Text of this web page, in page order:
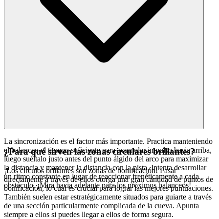
La sincronización es el factor más importante. Practica manteniendo
el balanceo el tiempo suficiente para acumular impulso hacia arriba,
luego suéltalo justo antes del punto álgido del arco para maximizar
la distancia y mantener la distancia con la pista. Intenta desarrollar
un ritmo constante en lugar de reaccionar frenéticamente a cada
obstáculo. ¡Mira hacia adelante para los próximos balanceos!
¿Para qué sirven las zonas circulares brillantes?
¡Los círculos brillantes son zonas de bonificación! Pasar
directamente a través de ellos otorga una gran cantidad de puntos de
bonificación, lo cual es crucial para lograr las mejores puntuaciones.
También suelen estar estratégicamente situados para guiarte a través
de una sección particularmente complicada de la cueva. Apunta
siempre a ellos si puedes llegar a ellos de forma segura.